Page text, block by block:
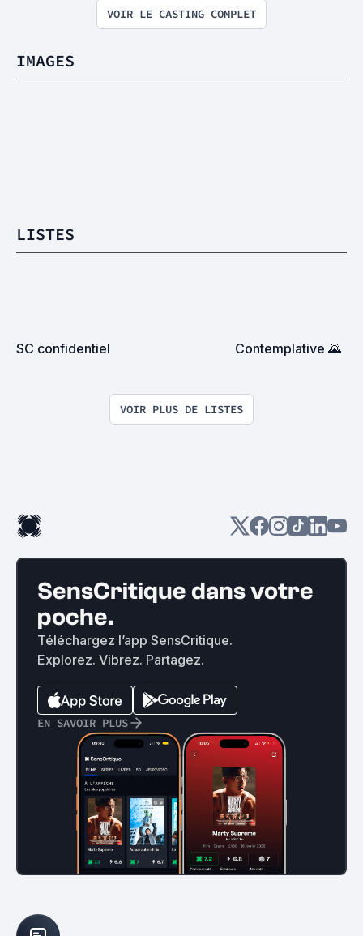
VOIR LE CASTING COMPLET
IMAGES
LISTES
SC confidentiel Contemplative 🌄
VOIR PLUS DE LISTES
SensCritique dans votre
poche.
Téléchargez l’app SensCritique.
Explorez. Vibrez. Partagez.
EN SAVOIR PLUS